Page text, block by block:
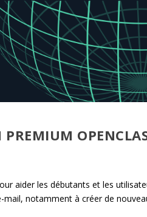
aider les débutants et les
mail, notamment à créer de